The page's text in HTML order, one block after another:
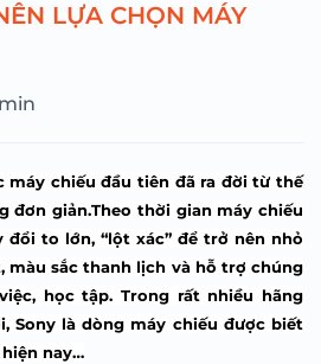
LỰA CHỌN MÁY
máy chiếu đầu tiên đã ra đời từ thế
đơn giản.Theo thời gian máy chiếu
đổi to lớn, “lột xác” để trở nên nhỏ
màu sắc thanh lịch và hỗ trợ chúng
học tập. Trong rất nhiều hãng
Sony là dòng máy chiếu được biết
nay…